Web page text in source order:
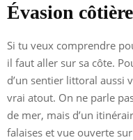
Évasion côtière
Si tu veux comprendre
il faut aller sur sa côte.
d’un sentier littoral aussi
vrai atout. On ne parle
de mer, mais d’un
falaises et vue ouverte